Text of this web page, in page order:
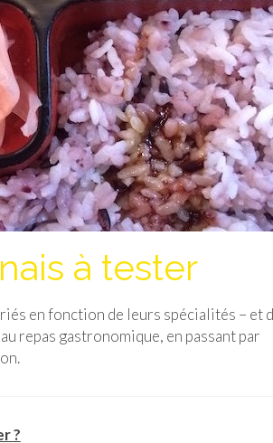
à tester
en fonction de leurs spécialités – et
repas gastronomique, en passant par
?